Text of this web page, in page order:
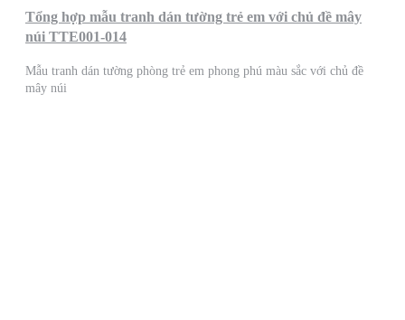
Tổng hợp mẫu tranh dán tường trẻ em với chủ đề mây
núi TTE001-014
Mẫu tranh dán tường phòng trẻ em phong phú màu sắc với chủ đề
mây núi